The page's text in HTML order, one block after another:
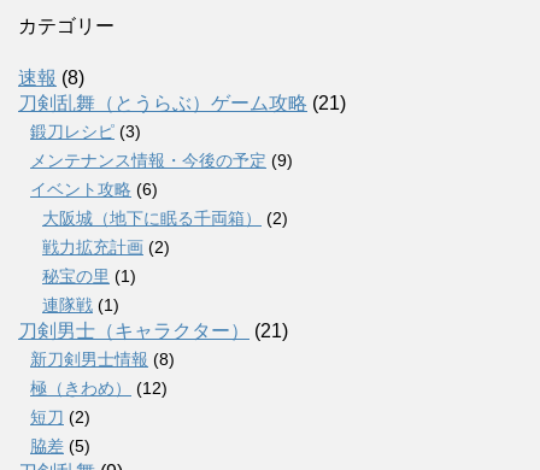
カテゴリー
速報 (8)
刀剣乱舞（とうらぶ）ゲーム攻略 (21)
鍛刀レシピ (3)
メンテナンス情報・今後の予定 (9)
イベント攻略 (6)
大阪城（地下に眠る千両箱）
(2)
戦力拡充計画 (2)
秘宝の里 (1)
連隊戦 (1)
刀剣男士（キャラクター） (21)
新刀剣男士情報 (8)
極（きわめ）
(12)
短刀 (2)
脇差 (5)